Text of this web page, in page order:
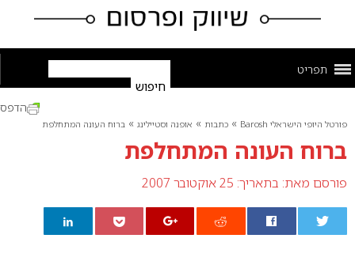
תפריט
פורטל היופי הישראלי Barosh » כתבות » אופנה וסטיילינג » ברוח העונה המתחלפת
ברוח העונה המתחלפת
פורסם מאת: בתאריך: 25 אוקטובר 2007
הדפס